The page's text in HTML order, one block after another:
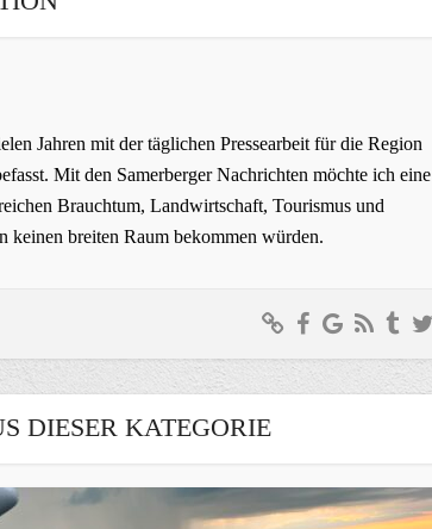
Jahren mit der täglichen Pressearbeit für die Region
Mit den Samerberger Nachrichten möchte ich eine
Brauchtum, Landwirtschaft, Tourismus und
breiten Raum bekommen würden.
DIESER KATEGORIE